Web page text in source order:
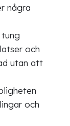
några
och
utan att
och